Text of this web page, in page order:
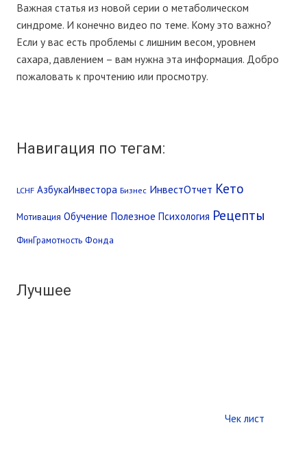
Важная статья из новой серии о метаболическом
синдроме. И конечно видео по теме. Кому это важно?
Если у вас есть проблемы с лишним весом, уровнем
сахара, давлением – вам нужна эта информация. Добро
пожаловать к прочтению или просмотру.
Навигация по тегам:
LCHF АзбукаИнвестора Бизнес ИнвестОтчет Кето
Мотивация Обучение Полезное Психология Рецепты
ФинГрамотность Фонда
Лучшее
Чек лист